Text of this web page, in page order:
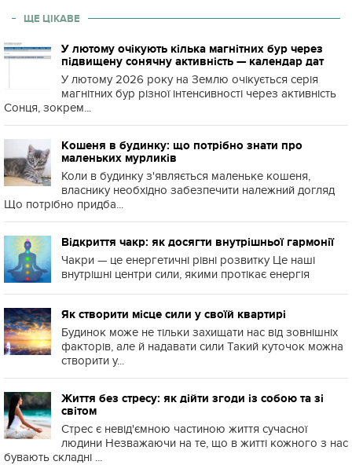
ЩЕ ЦІКАВЕ
У лютому очікують кілька магнітних бур через
підвищену сонячну активність — календар дат
У лютому 2026 року на Землю очікується серія
магнітних бур різної інтенсивності через активність
Сонця, зокрем...
Кошеня в будинку: що потрібно знати про
маленьких мурликів
Коли в будинку з'являється маленьке кошеня,
власнику необхідно забезпечити належний догляд
Що потрібно придба...
Відкриття чакр: як досягти внутрішньої гармонії
Чакри — це енергетичні рівні розвитку Це наші
внутрішні центри сили, якими протікає енергія
Як створити місце сили у своїй квартирі
Будинок може не тільки захищати нас від зовнішніх
факторів, але й надавати сили Такий куточок можна
створити у...
Життя без стресу: як дійти згоди із собою та зі
світом
Стрес є невід'ємною частиною життя сучасної
людини Незважаючи на те, що в житті кожного з нас
бувають складні ...